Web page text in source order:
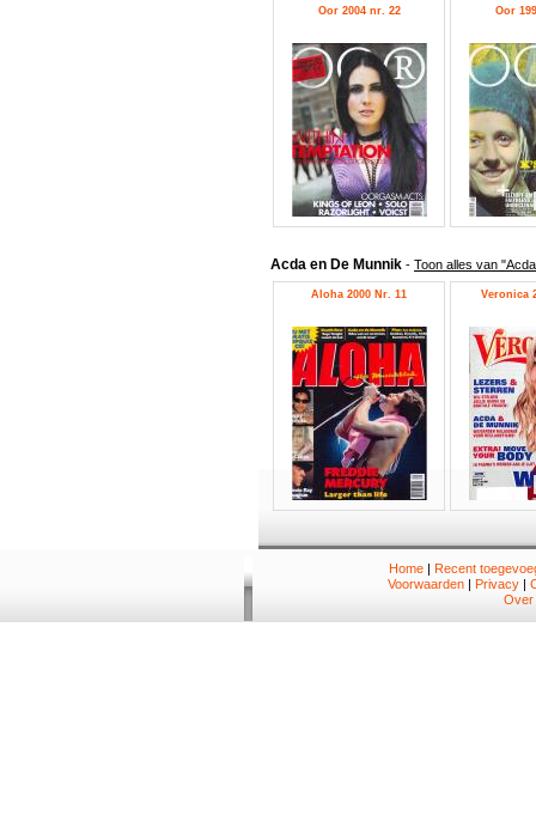
Oor 2004 nr. 22 Oor
Acda en De Munnik - Toon alles van
Aloha 2000 Nr. 11 Veronica
Home| Recent
Voorwaarden | Privacy |
Over